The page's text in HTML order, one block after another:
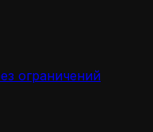
ограничений